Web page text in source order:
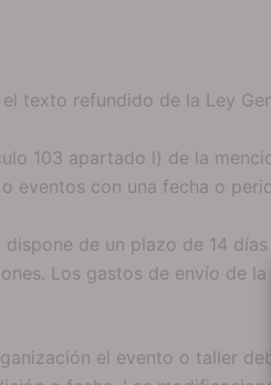
texto refundido de la Ley
103 apartado l) de la
eventos con una fecha o
de un plazo de 14
Los gastos de envío de
el evento o taller